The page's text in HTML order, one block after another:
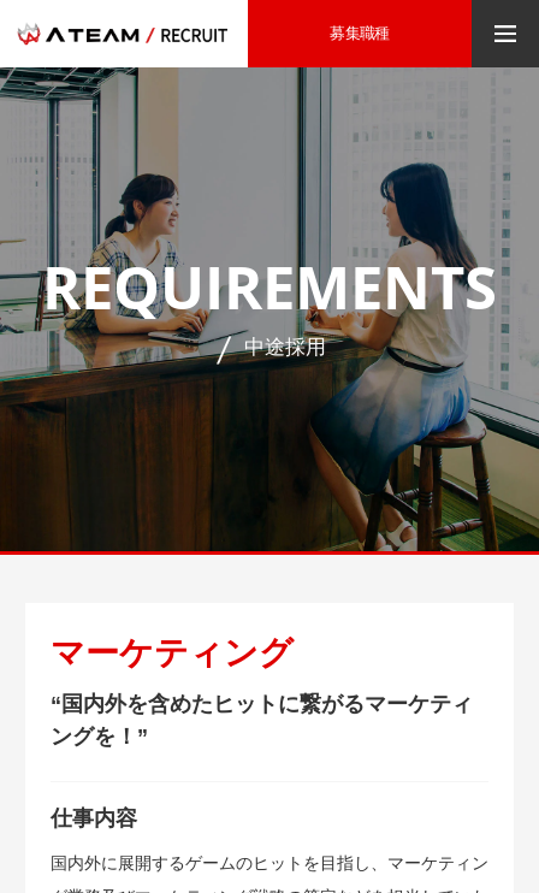
募集職種
REQUIREMENTS
中途採用
マーケティング
“国内外を含めたヒットに繋がるマーケティ
ングを！”
仕事内容
国内外に展開するゲームのヒットを目指し、マーケティン